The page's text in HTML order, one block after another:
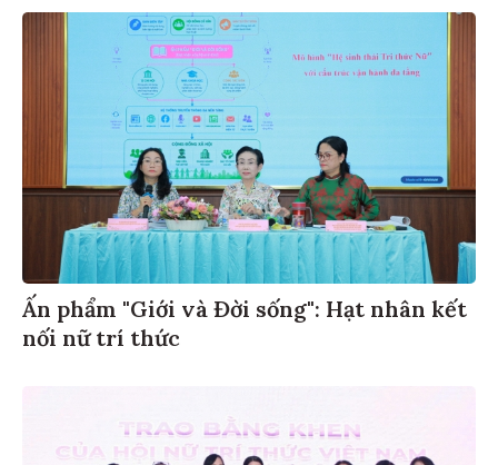
Ấn phẩm "Giới và Đời sống": Hạt nhân kết
nối nữ trí thức